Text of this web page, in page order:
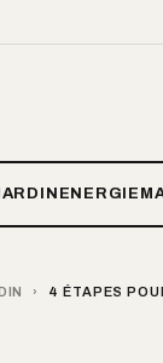
ENERGIE
› 4 ÉTAPES